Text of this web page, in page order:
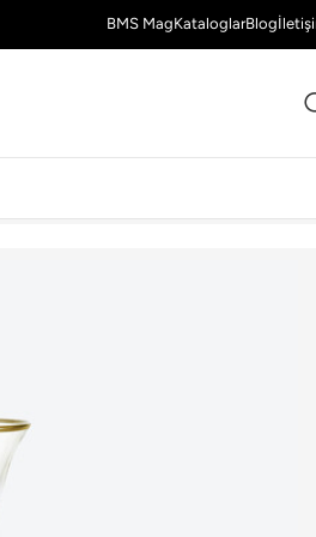
BMS MagKataloglarBlog